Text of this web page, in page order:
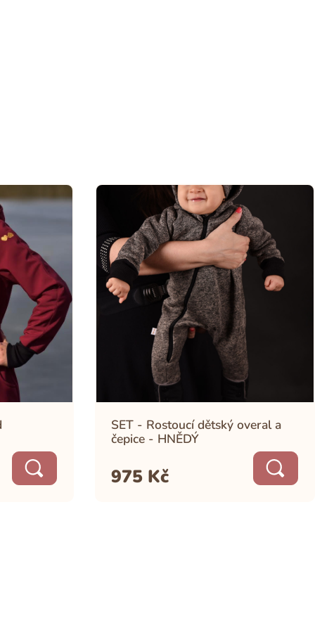
SET - Rostoucí dětský overal a
čepice - HNĚDÝ
975 Kč